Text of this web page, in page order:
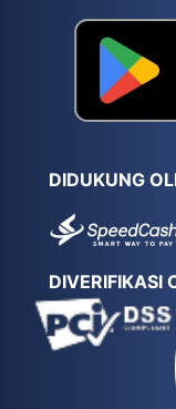
DIDUKUNG
DIVERIFIKASI